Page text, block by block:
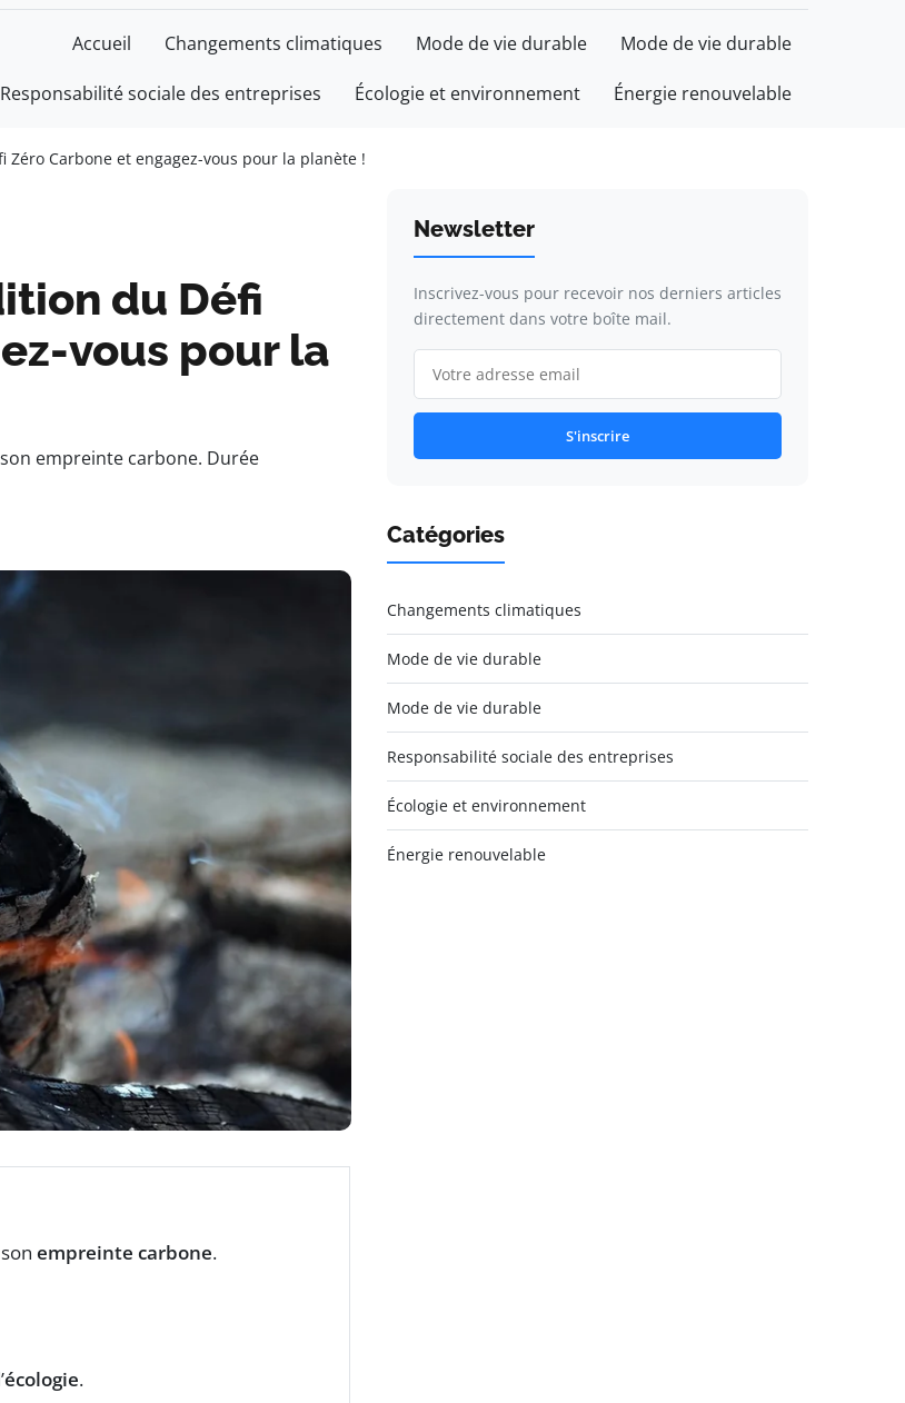
Accueil Changements climatiques Mode de vie durable Mode de vie durable
Responsabilité sociale des entreprises Écologie et environnement Énergie renouvelable
Zéro Carbone et engagez-vous pour la planète !
du Défi
vous pour la
son empreinte carbone. Durée
empreinte carbone.
écologie.
Newsletter
Inscrivez-vous pour recevoir nos derniers articles
directement dans votre boîte mail.
S'inscrire
Catégories
Changements climatiques
Mode de vie durable
Mode de vie durable
Responsabilité sociale des entreprises
Écologie et environnement
Énergie renouvelable